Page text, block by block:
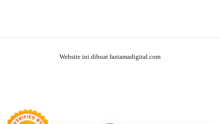
Website ini dibuat faztamadigital.com